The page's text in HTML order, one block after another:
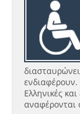
ενδιαφέρουν.
Ελληνικές
αναφέρονται